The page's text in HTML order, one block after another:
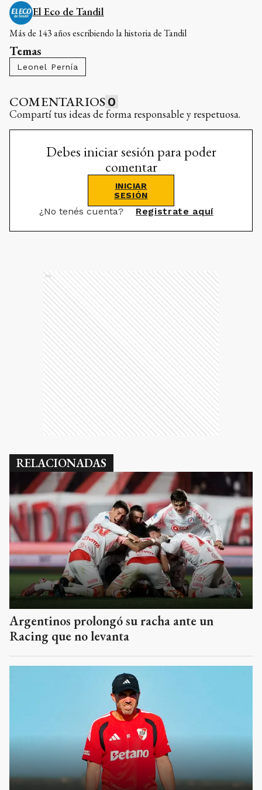
El Eco de Tandil
Más de 143 años escribiendo la historia de Tandil
Temas
Leonel Pernía
COMENTARIOS 0
Compartí tus ideas de forma responsable y respetuosa.
Debes iniciar sesión para poder
comentar
INICIAR
SESIÓN
¿No tenés cuenta? Registrate aquí
Ads
RELACIONADAS
Argentinos prolongó su racha ante un
Racing que no levanta